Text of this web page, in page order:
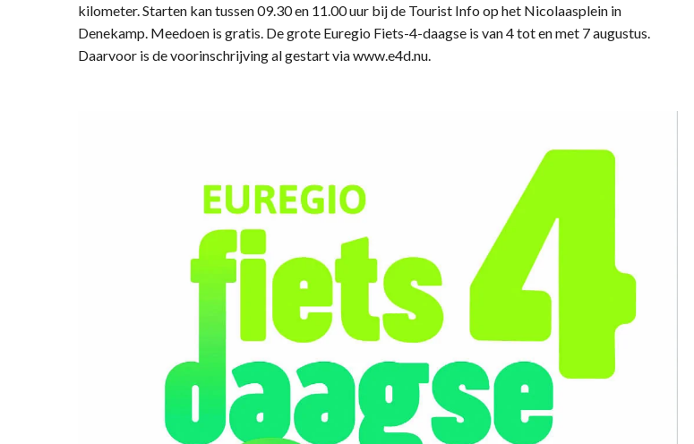
kilometer. Starten kan tussen 09.30 en 11.00 uur bij de Tourist Info op het Nicolaasplein in
Denekamp. Meedoen is gratis. De grote Euregio Fiets-4-daagse is van 4 tot en met 7 augustus.
Daarvoor is de voorinschrijving al gestart via www.e4d.nu.